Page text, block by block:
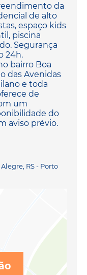
da
de alto
espaço kids
piscina
Segurança
24h.
bairro Boa
das Avenidas
e toda
de
um
do
aviso prévio.
RS - Porto